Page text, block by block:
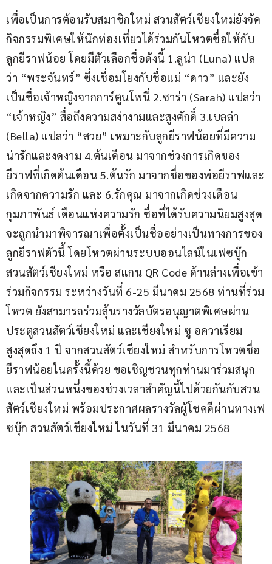
เพื่อเป็นการต้อนรับสมาชิกใหม่ สวนสัตว์เชียงใหม่ยังจัด
กิจกรรมพิเศษให้นักท่องเที่ยวได้ร่วมกันโหวตชื่อให้กับ
ลูกยีราฟน้อย โดยมีตัวเลือกชื่อดังนี้ 1.ลูน่า (Luna) แปล
ว่า “พระจันทร์” ซึ่งเชื่อมโยงกับชื่อแม่ “ดาว” และยัง
เป็นชื่อเจ้าหญิงจากการ์ตูนโพนี่ 2.ซาร่า (Sarah) แปลว่า
“เจ้าหญิง” สื่อถึงความสง่างามและสูงศักดิ์ 3.เบลล่า
(Bella) แปลว่า “สวย” เหมาะกับลูกยีราฟน้อยที่มีความ
น่ารักและงดงาม 4.ต้นเดือน มาจากช่วงการเกิดของ
ยีราฟที่เกิดต้นเดือน 5.ต้นรัก มาจากชื่อของพ่อยีราฟและ
เกิดจากความรัก และ 6.รักคุณ มาจากเกิดช่วงเดือน
กุมภาพันธ์ เดือนแห่งความรัก ชื่อที่ได้รับความนิยมสูงสุด
จะถูกนำมาพิจารณาเพื่อตั้งเป็นชื่ออย่างเป็นทางการของ
ลูกยีราฟตัวนี้ โดยโหวตผ่านระบบออนไลน์ในเฟซบุ๊ก
สวนสัตว์เชียงใหม่ หรือ สแกน QR Code ด้านล่างเพื่อเข้า
ร่วมกิจกรรม ระหว่างวันที่ 6-25 มีนาคม 2568 ท่านที่ร่วม
โหวต ยังสามารถร่วมลุ้นรางวัลบัตรอนุญาตพิเศษผ่าน
ประตูสวนสัตว์เชียงใหม่ และเชียงใหม่ ซู อควาเรียม
สูงสุดถึง 1 ปี จากสวนสัตว์เชียงใหม่ สำหรับการโหวตชื่อ
ยีราฟน้อยในครั้งนี้ด้วย ขอเชิญชวนทุกท่านมาร่วมสนุก
และเป็นส่วนหนึ่งของช่วงเวลาสำคัญนี้ไปด้วยกันกับสวน
สัตว์เชียงใหม่ พร้อมประกาศผลรางวัลผู้โชคดีผ่านทางเฟ
ซบุ๊ก สวนสัตว์เชียงใหม่ ในวันที่ 31 มีนาคม 2568